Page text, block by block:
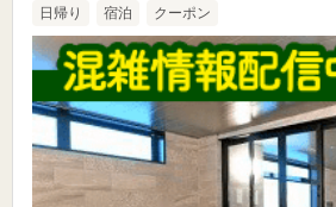
日帰り 宿泊 クーポン